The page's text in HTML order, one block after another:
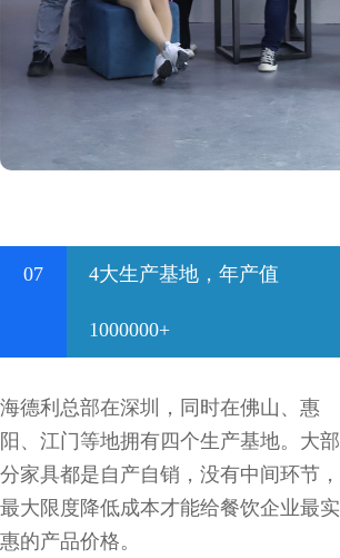
07 4大生产基地，年产值
1000000+
海德利总部在深圳，同时在佛山、惠
阳、江门等地拥有四个生产基地。大部
分家具都是自产自销，没有中间环节，
最大限度降低成本才能给餐饮企业最实
惠的产品价格。